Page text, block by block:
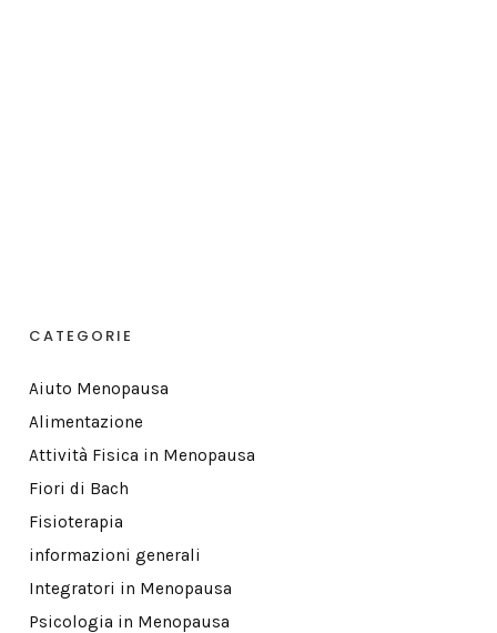
CATEGORIE
Aiuto Menopausa
Alimentazione
Attività Fisica in Menopausa
Fiori di Bach
Fisioterapia
informazioni generali
Integratori in Menopausa
Psicologia in Menopausa